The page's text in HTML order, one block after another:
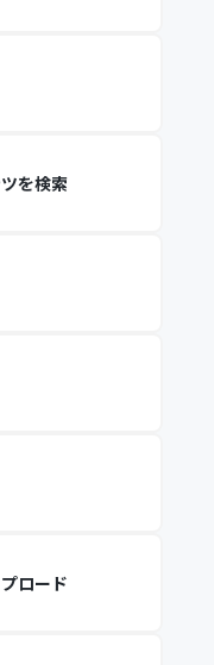
を検索
ロード